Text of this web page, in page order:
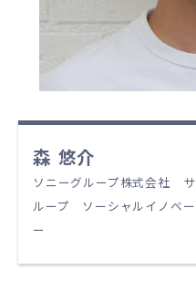
森 悠介
ソニーグループ株式会社
ループ ソーシャルイノベ
ー